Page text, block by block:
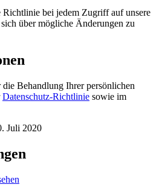
Richtlinie bei jedem Zugriff auf unsere
über mögliche Änderungen zu
Behandlung Ihrer persönlichen
Datenschutz-Richtlinie sowie im
Juli 2020